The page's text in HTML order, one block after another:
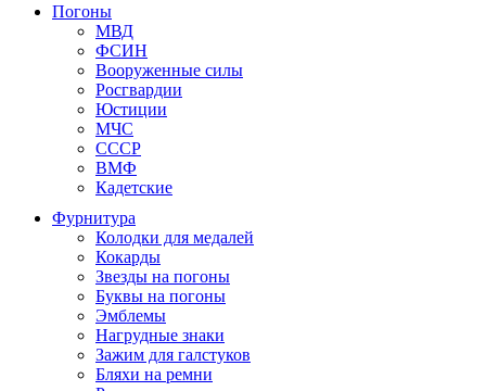
Погоны
МВД
ФСИН
Вооруженные силы
Росгвардии
Юстиции
МЧС
СССР
ВМФ
Кадетские
Фурнитура
Колодки для медалей
Кокарды
Звезды на погоны
Буквы на погоны
Эмблемы
Нагрудные знаки
Зажим для галстуков
Бляхи на ремни